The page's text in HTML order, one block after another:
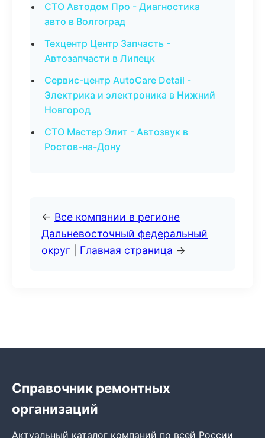
СТО Автодом Про - Диагностика
авто в Волгоград
Техцентр Центр Запчасть -
Автозапчасти в Липецк
Сервис-центр AutoCare Detail -
Электрика и электроника в Нижний
Новгород
СТО Мастер Элит - Автозвук в
Ростов-на-Дону
← Все компании в регионе
Дальневосточный федеральный
округ
Главная страница →
Справочник ремонтных
организаций
Актуальный каталог компаний по всей России